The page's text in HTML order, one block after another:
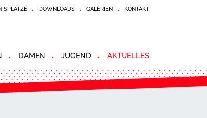
DOWNLOADS GALERIEN KONTAKT
DAMEN JUGEND AKTUELLES